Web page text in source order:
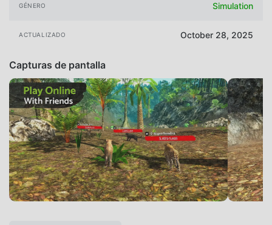
GÉNERO Simulation
ACTUALIZADO October 28, 2025
Capturas de pantalla